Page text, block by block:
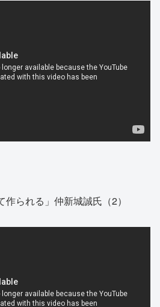
られる」仲新城誠氏（2）